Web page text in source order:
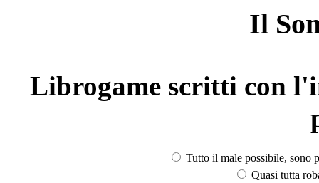
Il
Librogame scritti con
Tutto il male possibile, sono
Quasi tutta